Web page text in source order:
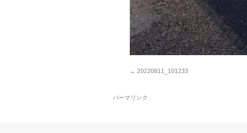
20220811_101233
パーマリンク